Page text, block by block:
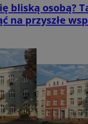
bliską osobą?
na przyszłe